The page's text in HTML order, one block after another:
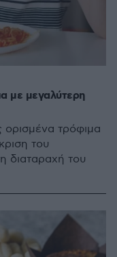
με μεγαλύτερη
ορισμένα τρόφιμα
του
διαταραχή του